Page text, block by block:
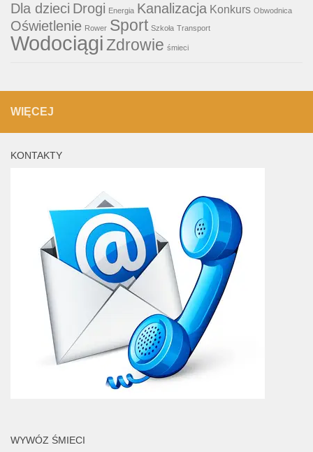
Dla dzieci Drogi Energia Kanalizacja Konkurs Obwodnica
Oświetlenie Rower Sport Szkoła Transport
WodociągiZdrowie śmieci
WIĘCEJ
KONTAKTY
WYWÓZ ŚMIECI